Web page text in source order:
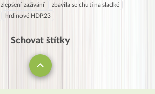
zlepšení zažívání
zbavila se chuti na sladké
hrdinové HDP23
Schovat štítky